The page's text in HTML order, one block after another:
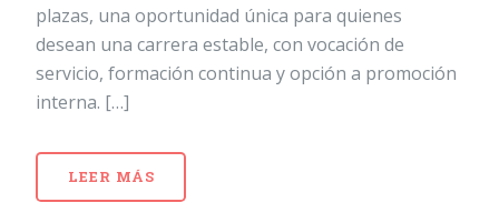
plazas, una oportunidad única para quienes
desean una carrera estable, con vocación de
servicio, formación continua y opción a promoción
interna. […]
LEER MÁS